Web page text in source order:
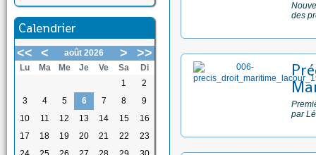
Calendrier
<< < août 2026 > >>
Lu Ma Me Je Ve Sa
Di
1
2
3
4 5 6 7 8
9
10
11 12 13 14 15
16
17
18 19 20 21 22
23
des
par